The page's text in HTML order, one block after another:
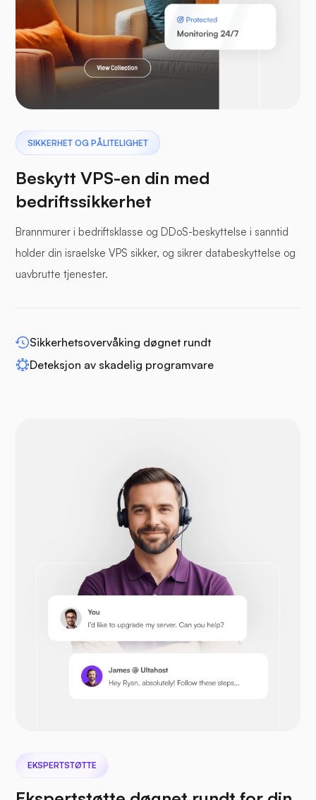
Laravel
Pterodactyl
Bufferpanel
WP-utvid
Opencart
Prestashop
SIKKERHET OG PÅLITELIGHET
Beskytt VPS-en din med
bedriftssikkerhet
Brannmurer i bedriftsklasse og DDoS-beskyttelse i sanntid
holder din israelske VPS sikker, og sikrer databeskyttelse og
uavbrutte tjenester.
Sikkerhetsovervåking døgnet rundt
Deteksjon av skadelig programvare
EKSPERTSTØTTE